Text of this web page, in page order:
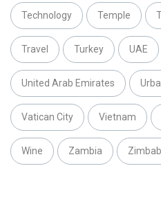
Technology Temple
Travel Turkey UAE
United Arab Emirates
Vatican City Vietnam
Wine Zambia